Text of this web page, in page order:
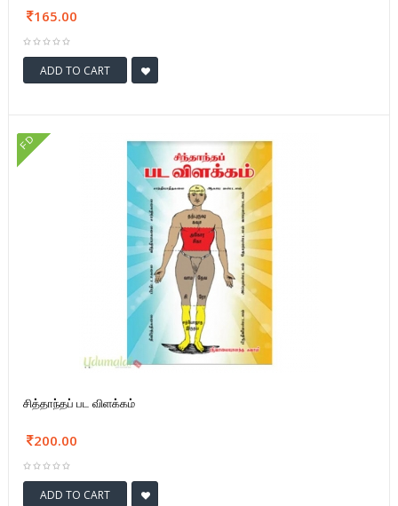
165.00
ADD TO CART
FD
சித்தாந்தப் பட விளக்கம்
200.00
ADD TO CART